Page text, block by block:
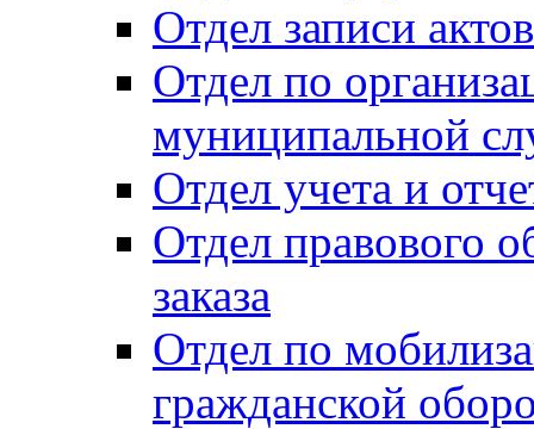
Отдел записи
Отдел по
муниципальной
Отдел учета и
Отдел правового
заказа
Отдел по
гражданской